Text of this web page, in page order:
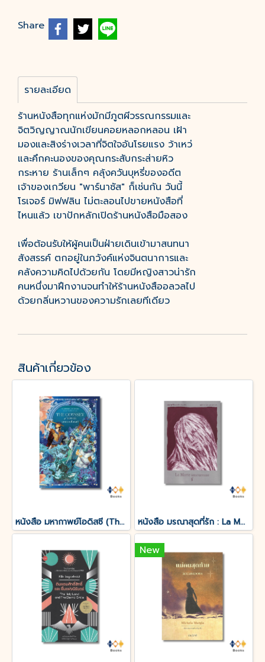
Share
รายละเอียด
ร้านหนังสือทุกแห่งมักมีภูตผีวรรณกรรมและ
จิตวิญญาณนักเขียนคอยหลอกหลอน เฝ้า
มองและสิงร่างเวลาที่จิตใจอันโรยแรง ว้าเหว่
และคึกคะนองของคุณกระสับกระส่ายหิว
กระหาย ร้านเล็กๆ คลุ้งควันบุหรี่ของอดีต
เจ้าของเกวียน "พาร์นาซัส" ก็เช่นกัน วันนี้
โรเจอร์ มิฟฟลิน ไม่ตะลอนไปขายหนังสือที่
ไหนแล้ว เขาปักหลักเปิดร้านหนังสือมือสอง
เพื่อต้อนรับให้ผู้คนเป็นฝ่ายเดินเข้ามาสนทนา
สังสรรค์ ตกอยู่ในภวังค์แห่งจินตนาการและ
คลังความคิดไปด้วยกัน โดยมีหญิงสาวน่ารัก
คนหนึ่งมาฝึกงานจนทำให้ร้านหนังสืออลวลไป
ด้วยกลิ่นหวานของความรักเลยทีเดียว
สินค้าเกี่ยวข้อง
หนังสือ มหากาพย์โอดิสซี (The Odyssey of Homer) หนังสือ มรณาสุดที่รัก : La Morte amoureuse
New